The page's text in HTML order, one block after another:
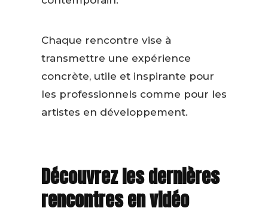
Chaque rencontre vise à
transmettre une expérience
concrète, utile et inspirante pour
les professionnels comme pour les
artistes en développement.
Découvrez les dernières
rencontres en vidéo